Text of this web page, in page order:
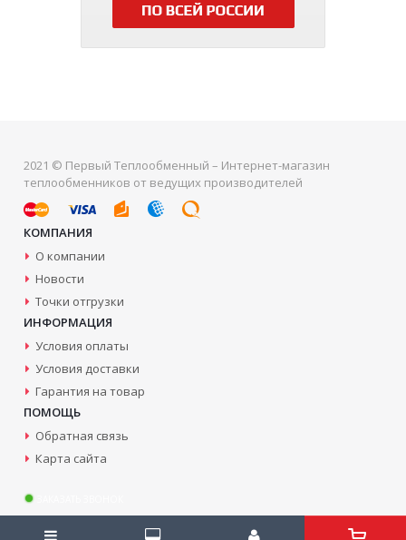
2021 © Первый Теплообменный – Интернет-магазин
теплообменников от ведущих производителей
КОМПАНИЯ
О компании
Новости
Точки отгрузки
ИНФОРМАЦИЯ
Условия оплаты
Условия доставки
Гарантия на товар
ПОМОЩЬ
Обратная связь
Карта сайта